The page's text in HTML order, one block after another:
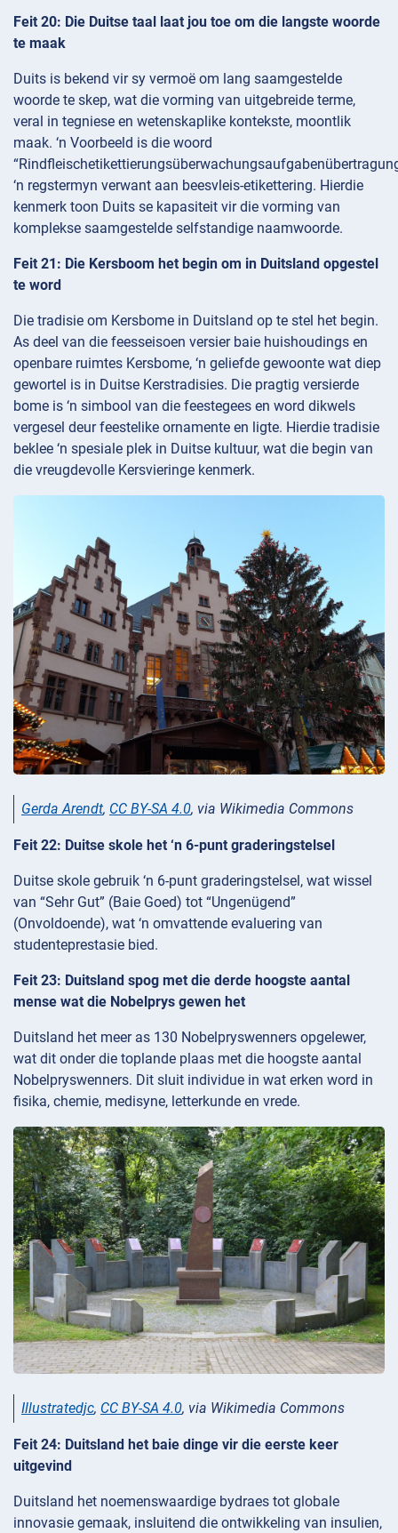
Feit 20: Die Duitse taal laat jou toe om die langste woorde
te maak
Duits is bekend vir sy vermoë om lang saamgestelde
woorde te skep, wat die vorming van uitgebreide terme,
veral in tegniese en wetenskaplike kontekste, moontlik
maak. ‘n Voorbeeld is die woord
‘n regstermyn verwant aan beesvleis-etikettering. Hierdie
kenmerk toon Duits se kapasiteit vir die vorming van
komplekse saamgestelde selfstandige naamwoorde.
Feit 21: Die Kersboom het begin om in Duitsland opgestel
te word
Die tradisie om Kersbome in Duitsland op te stel het begin.
As deel van die feesseisoen versier baie huishoudings en
openbare ruimtes Kersbome, ‘n geliefde gewoonte wat diep
gewortel is in Duitse Kerstradisies. Die pragtig versierde
bome is ‘n simbool van die feestegees en word dikwels
vergesel deur feestelike ornamente en ligte. Hierdie tradisie
beklee ‘n spesiale plek in Duitse kultuur, wat die begin van
die vreugdevolle Kersvieringe kenmerk.
Gerda Arendt, CC BY-SA 4.0, via Wikimedia Commons
Feit 22: Duitse skole het ‘n 6-punt graderingstelsel
Duitse skole gebruik ‘n 6-punt graderingstelsel, wat wissel
van “Sehr Gut” (Baie Goed) tot “Ungenügend”
(Onvoldoende), wat ‘n omvattende evaluering van
studenteprestasie bied.
Feit 23: Duitsland spog met die derde hoogste aantal
mense wat die Nobelprys gewen het
Duitsland het meer as 130 Nobelpryswenners opgelewer,
wat dit onder die toplande plaas met die hoogste aantal
Nobelpryswenners. Dit sluit individue in wat erken word in
fisika, chemie, medisyne, letterkunde en vrede.
Illustratedjc, CC BY-SA 4.0, via Wikimedia Commons
Feit 24: Duitsland het baie dinge vir die eerste keer
uitgevind
Duitsland het noemenswaardige bydraes tot globale
innovasie gemaak, insluitend die ontwikkeling van insulien,